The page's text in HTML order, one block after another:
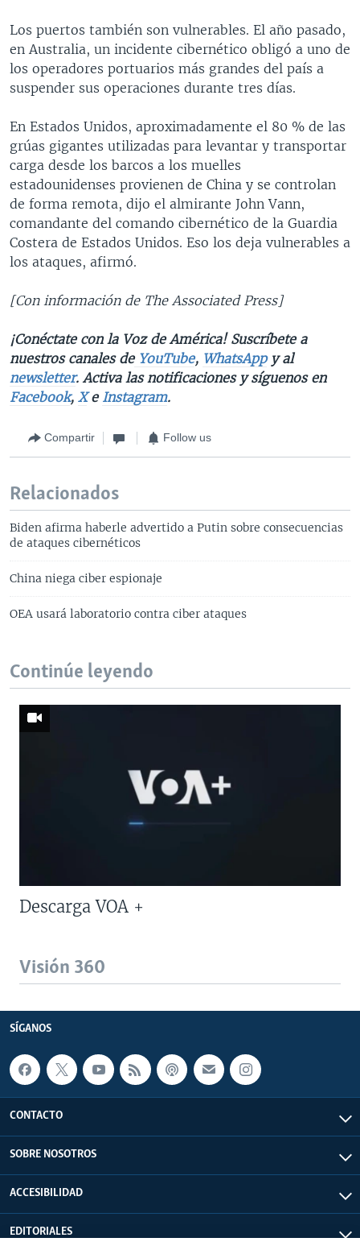
Los puertos también son vulnerables. El año pasado,
en Australia, un incidente cibernético obligó a uno de
los operadores portuarios más grandes del país a
suspender sus operaciones durante tres días.
En Estados Unidos, aproximadamente el 80 % de las
grúas gigantes utilizadas para levantar y transportar
carga desde los barcos a los muelles
estadounidenses provienen de China y se controlan
de forma remota, dijo el almirante John Vann,
comandante del comando cibernético de la Guardia
Costera de Estados Unidos. Eso los deja vulnerables a
los ataques, afirmó.
[Con información de The Associated Press]
¡Conéctate con la Voz de América! Suscríbete a
nuestros canales deYouTube, WhatsAppy al
newsletter. Activa las notificaciones y síguenos en
Facebook, Xe Instagram.
Compartir Follow us
Relacionados
Biden afirma haberle advertido a Putin sobre consecuencias
de ataques cibernéticos
China niega ciber espionaje
OEA usará laboratorio contra ciber ataques
Continúe leyendo
Descarga VOA +
Visión 360
SÍGANOS
CONTACTO
SOBRE NOSOTROS
ACCESIBILIDAD
EDITORIALES